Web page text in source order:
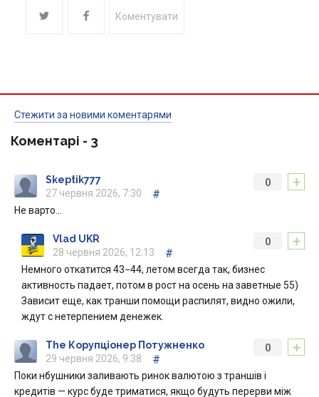
Коментувати
Стежити за новими коментарями
Коментарі - 3
+
0
Skeptik777
27 червня 2026, 7:30
#
Не варто…
+
0
Vlad UKR
28 червня 2026, 12:13
#
Немного откатится 43−44, летом всегда так, бизнес
активность падает, потом в рост на осень на заветные 55)
Зависит еще, как транши помощи распилят, видно ожили,
ждут с нетерпением денежек.
+
0
The Корупціонер Потужненко
29 червня 2026, 9:38
#
Поки нбушники заливають ринок валютою з траншів і
кредитів — курс буде триматися, якщо будуть перерви між